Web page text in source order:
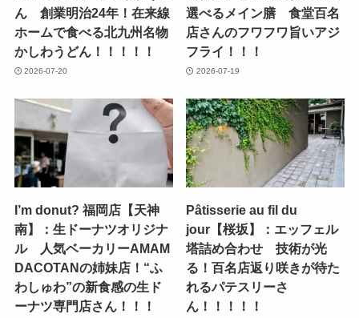
ん 創業明治24年！在来線
ホームで食べる北九州名物
かしわうどん！！！！！
2026-07-20
選べるメイン膳 食堂百名
店さんのフワフワ旨いアジ
フライ！！！
2026-07-19
I’m donut? 福岡店【天神
南】：生ドーナツオリジナ
ル 人気ベーカリーAMAM
DACOTANの姉妹店！“ふ
わしゅわ”の新食感の生ド
ーナツ専門店さん！！！
Pâtisserie au fil du
jour【桜坂】：エッフェル
塔詰め合わせ 技術が光
る！百名店返り咲きが待た
れるパテスリーさ
ん！！！！！